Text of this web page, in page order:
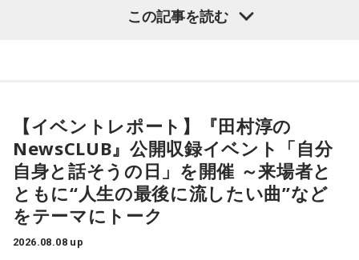
ペナントレース終盤の神宮球場、一つ一つのプレーの重みが
「ニッポン放送ショウアップナイター ヤクルト×DeNA」
■放送日時：8月15日（土） 17時50分～試合終了 （延長対
応あり）
■スペシャルゲスト解説：髙津臣吾
【2位】蟹座（かに座）
好調な運気で心地よく過ごせる1日となりそうです。直感が冴
えやすい運気なので、選択に迷った際は自分の直感を参考に
してみてください。
【3位】蠍座（さそり座）
学びや成長ができそうな1日です。今日は視野が広がりやすく
この記事を読む
【イベントレポート】『田村淳の
NewsCLUB』公開収録イベント「自分
自身と話そうの日」を開催 ～来場者と
ともに“人生の最後に流したい曲”など
をテーマにトーク
2026.08.08 up